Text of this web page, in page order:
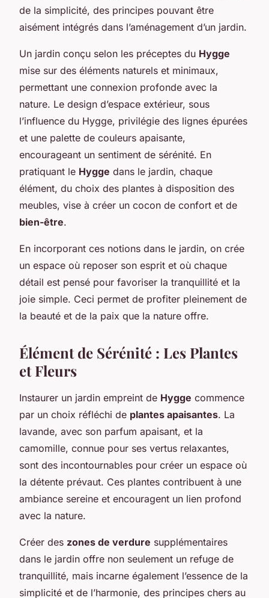
de la simplicité, des principes pouvant être
aisément intégrés dans l’aménagement d’un jardin.
Un jardin conçu selon les préceptes du Hygge
mise sur des éléments naturels et minimaux,
permettant une connexion profonde avec la
nature. Le design d’espace extérieur, sous
l’influence du Hygge, privilégie des lignes épurées
et une palette de couleurs apaisante,
encourageant un sentiment de sérénité. En
pratiquant le Hygge dans le jardin, chaque
élément, du choix des plantes à disposition des
meubles, vise à créer un cocon de confort et de
bien-être.
En incorporant ces notions dans le jardin, on crée
un espace où reposer son esprit et où chaque
détail est pensé pour favoriser la tranquillité et la
joie simple. Ceci permet de profiter pleinement de
la beauté et de la paix que la nature offre.
Élément de Sérénité : Les Plantes
et Fleurs
Instaurer un jardin empreint de Hygge commence
par un choix réfléchi de plantes apaisantes. La
lavande, avec son parfum apaisant, et la
camomille, connue pour ses vertus relaxantes,
sont des incontournables pour créer un espace où
la détente prévaut. Ces plantes contribuent à une
ambiance sereine et encouragent un lien profond
avec la nature.
Créer des zones de verdure supplémentaires
dans le jardin offre non seulement un refuge de
tranquillité, mais incarne également l’essence de la
simplicité et de l’harmonie, des principes chers au